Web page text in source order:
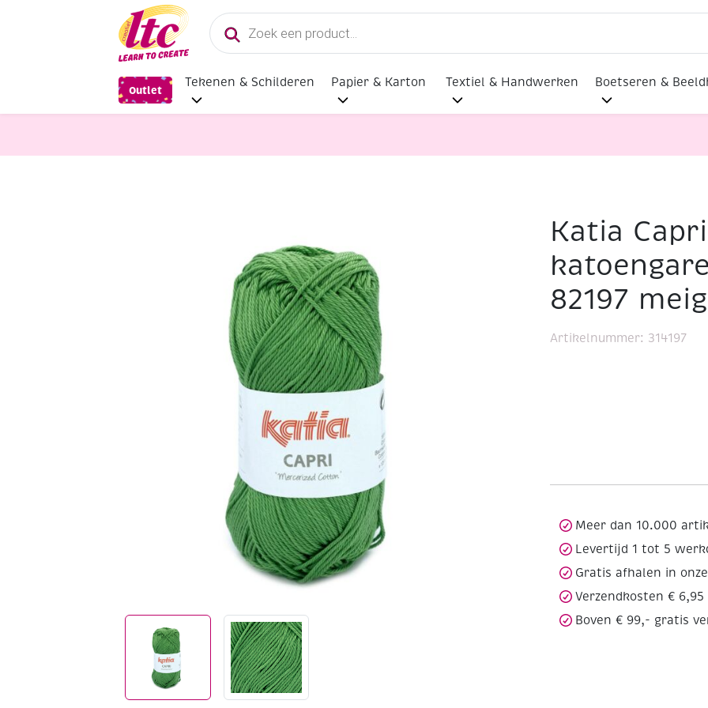
Producten
zoeken
Outlet
Tekenen & Schilderen Papier & Karton Textiel & Handwerken Boetseren &
Katia Capri gemerceriseerd katoengaren, 50 gram, 82197 meigroen
Katia
82197
Artikelnummer: 314197
Meer dan 10.000
Levertijd 1 tot 5
Gratis afhalen in
Verzendkosten € 6,95
Boven € 99,- gratis